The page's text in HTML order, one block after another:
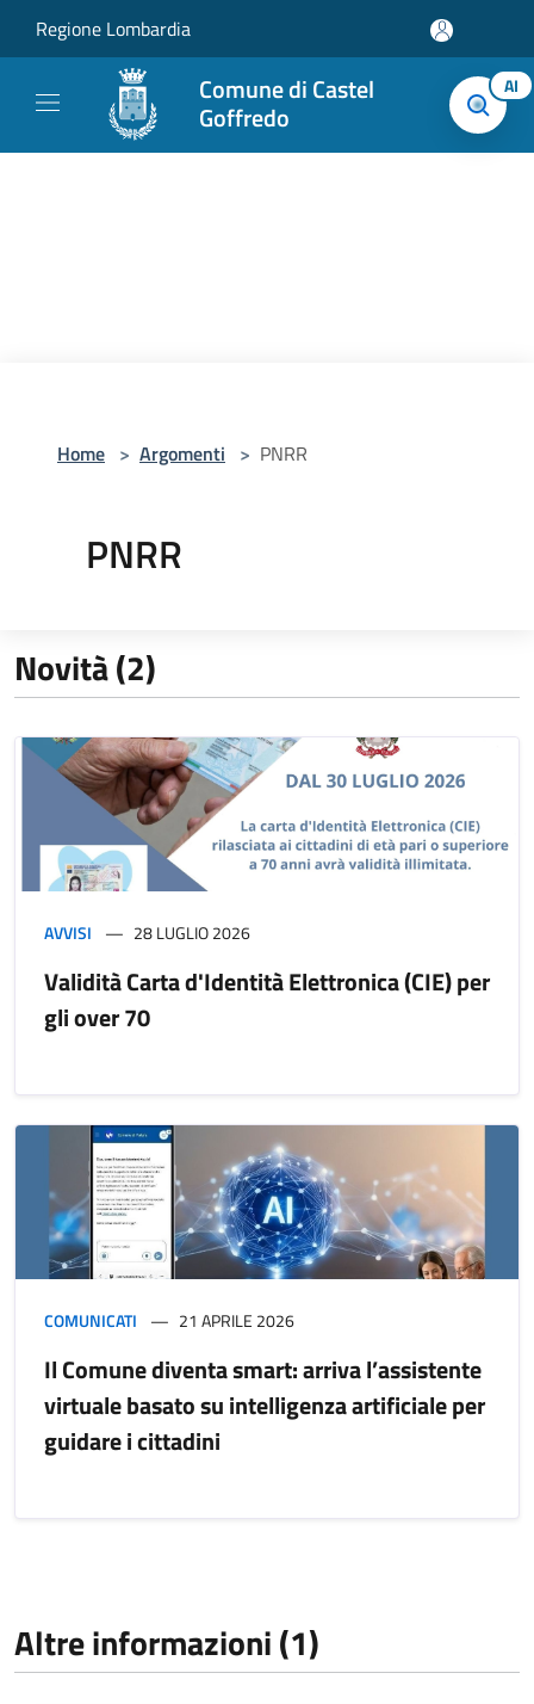
Regione Lombardia
Comune di Castel
Goffredo
AI
Home > Argomenti > PNRR
PNRR
Novità (2)
AVVISI 28 LUGLIO 2026
Validità Carta d'Identità Elettronica (CIE) per
gli over 70
COMUNICATI 21 APRILE 2026
Il Comune diventa smart: arriva l’assistente
virtuale basato su intelligenza artificiale per
guidare i cittadini
Altre informazioni (1)